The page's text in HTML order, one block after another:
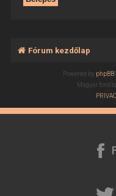
Fórum kezdőlap
Powered by phpBB
Magyar